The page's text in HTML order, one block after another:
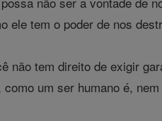
ele tem o poder de nos
não tem direito de exigir
como um ser humano é,